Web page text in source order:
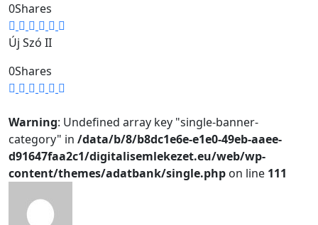
0Shares
Új Szó II
0Shares
Warning: Undefined array key "single-banner-
category" in /data/b/8/b8dc1e6e-e1e0-49eb-aaee-
d91647faa2c1/digitalisemlekezet.eu/web/wp-
content/themes/adatbank/single.php on line 111